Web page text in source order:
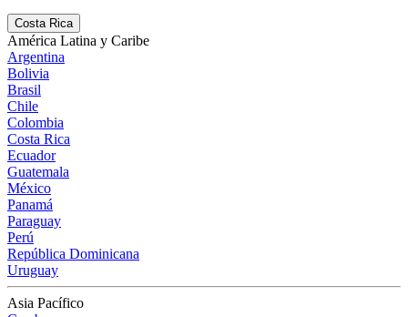
Costa Rica
América Latina y Caribe
Argentina
Bolivia
Brasil
Chile
Colombia
Costa Rica
Ecuador
Guatemala
México
Panamá
Paraguay
Perú
República Dominicana
Uruguay
Asia Pacífico